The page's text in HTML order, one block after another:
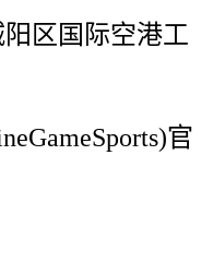
区国际空港工
官